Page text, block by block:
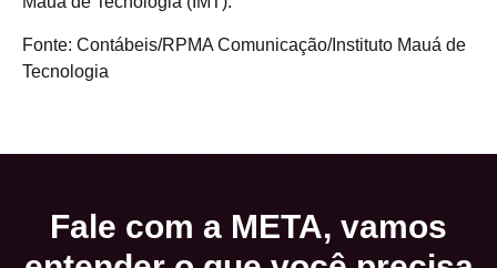
Fonte: Contábeis/RPMA Comunicação/Instituto Mauá de
Tecnologia
Fale com a META, vamos